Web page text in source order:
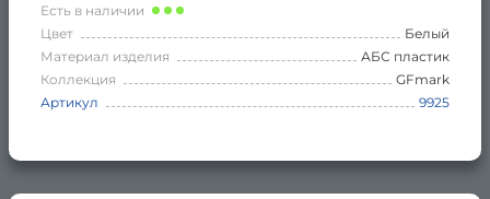
Есть в наличии
Цвет
Белый
Материал изделия
АБС пластик
Коллекция
GFmark
Артикул
9925